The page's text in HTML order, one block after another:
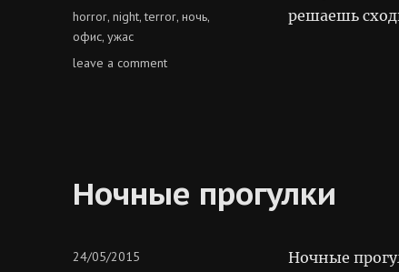
решаешь
Tags
horror,night,terror,ночь,
офис,ужас
leave a commenton
Ночные прогулки
Ночные
Posted
24/05/2015